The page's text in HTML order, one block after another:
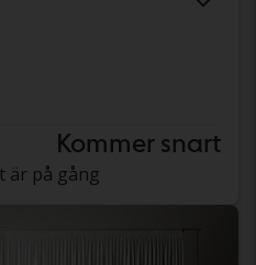
Kommer snart
är på gång